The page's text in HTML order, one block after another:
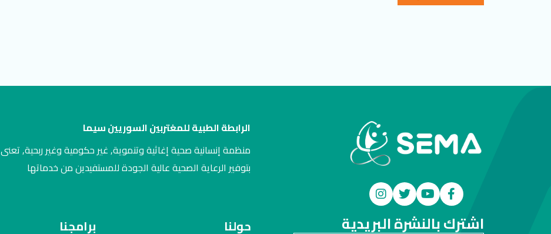
الرابطة الطبية للمغتربين السوريين سيما
منظمة إنسانية صحية إغاثية وتنموية, غير حكومية وغير ربحية, تعنى
بتوفير الرعاية الصحية عالية الجودة للمستفيدين من خدماتها
اشترك بالنشرة البريدية حولنا برامجنا